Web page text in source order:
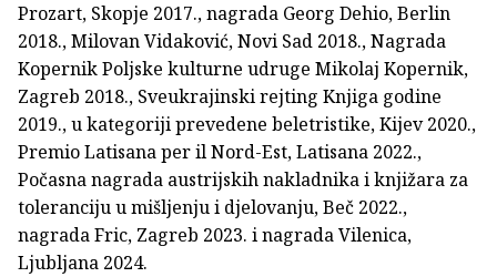
Prozart, Skopje 2017., nagrada Georg Dehio, Berlin
2018., Milovan Vidaković, Novi Sad 2018., Nagrada
Kopernik Poljske kulturne udruge Mikolaj Kopernik,
Zagreb 2018., Sveukrajinski rejting Knjiga godine
2019., u kategoriji prevedene beletristike, Kijev 2020.,
Premio Latisana per il Nord-Est, Latisana 2022.,
Počasna nagrada austrijskih nakladnika i knjižara za
toleranciju u mišljenju i djelovanju, Beč 2022.,
nagrada Fric, Zagreb 2023. i nagrada Vilenica,
Ljubljana 2024.